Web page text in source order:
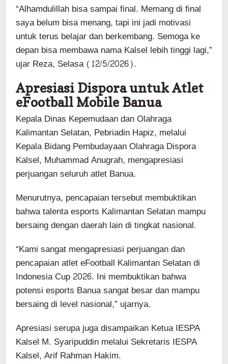
“Alhamdulillah bisa sampai final. Memang di final
saya belum bisa menang, tapi ini jadi motivasi
untuk terus belajar dan berkembang. Semoga ke
depan bisa membawa nama Kalsel lebih tinggi lagi,”
ujar Reza, Selasa (12/5/2026).
Apresiasi Dispora untuk Atlet
eFootball Mobile Banua
Kepala Dinas Kepemudaan dan Olahraga
Kalimantan Selatan, Pebriadin Hapiz, melalui
Kepala Bidang Pembudayaan Olahraga Dispora
Kalsel, Muhammad Anugrah, mengapresiasi
perjuangan seluruh atlet Banua.
Menurutnya, pencapaian tersebut membuktikan
bahwa talenta esports Kalimantan Selatan mampu
bersaing dengan daerah lain di tingkat nasional.
“Kami sangat mengapresiasi perjuangan dan
pencapaian atlet eFootball Kalimantan Selatan di
Indonesia Cup 2026. Ini membuktikan bahwa
potensi esports Banua sangat besar dan mampu
bersaing di level nasional,” ujarnya.
Apresiasi serupa juga disampaikan Ketua IESPA
Kalsel M. Syaripuddin melalui Sekretaris IESPA
Kalsel, Arif Rahman Hakim.